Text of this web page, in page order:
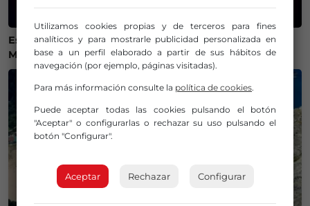
Estos son los mejores lugares de Bizkaia y Las
Merindades para ver el eclipse del 12 de agosto
Utilizamos cookies propias y de terceros para fines
analíticos y para mostrarle publicidad personalizada en
base a un perfil elaborado a partir de sus hábitos de
navegación (por ejemplo, páginas visitadas).
Para más información consulte la política de cookies.
Puede aceptar todas las cookies pulsando el botón
"Aceptar" o configurarlas o rechazar su uso pulsando el
botón "Configurar".
Aceptar Rechazar Configurar